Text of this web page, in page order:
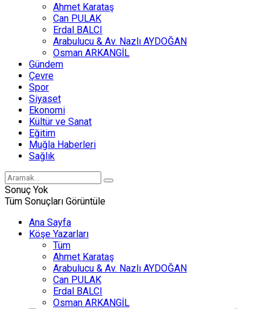
Ahmet Karataş
Can PULAK
Erdal BALCI
Arabulucu & Av. Nazlı AYDOĞAN
Osman ARKANGİL
Gündem
Çevre
Spor
Siyaset
Ekonomi
Kültür ve Sanat
Eğitim
Muğla Haberleri
Sağlık
Sonuç Yok
Tüm Sonuçları Görüntüle
Ana Sayfa
Köşe Yazarları
Tüm
Ahmet Karataş
Arabulucu & Av. Nazlı AYDOĞAN
Can PULAK
Erdal BALCI
Osman ARKANGİL